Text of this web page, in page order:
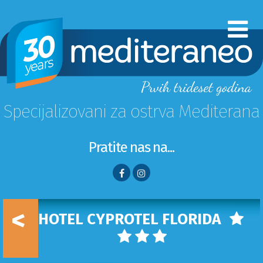
Specijalizovani za ostrva Mediterana
Pratite nas na...
< HOTEL CYPROTEL FLORIDA